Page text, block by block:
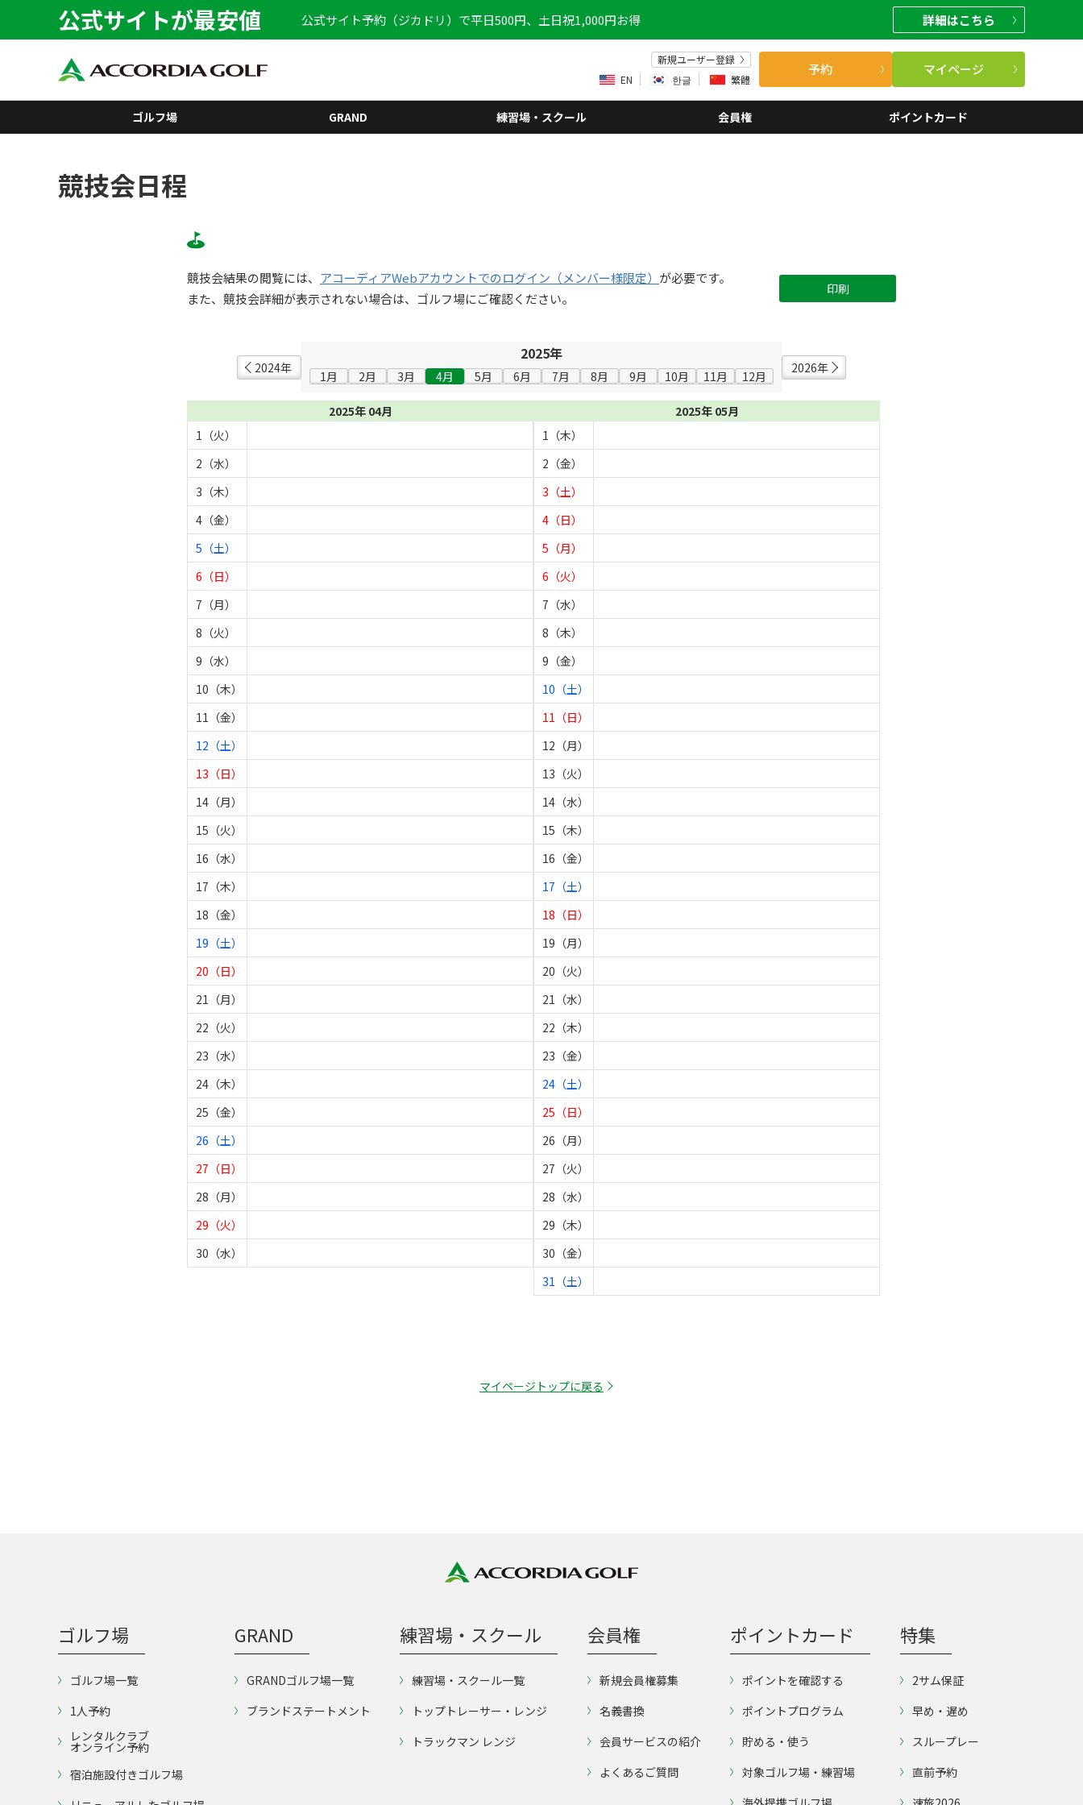
公式サイトが最安値 公式サイト予約（ジカドリ）で平日500円、土日祝1,000円お得 詳細はこちら
新規ユーザー登録
EN
한글 繁體
予約 マイページ
ゴルフ場 GRAND 練習場・スクール 会員権 ポイントカード
競技会日程
競技会結果の閲覧には、 アコーディアWebアカウントでのログイン（メンバー様限定） が必要です。
また、競技会詳細が表示されない場合は、ゴルフ場にご確認ください。
印刷
2024年
2025年
1月 2月 3月 4月 5月 6月 7月 8月 9月 10月 11月 12月
2026年
2025年 04月
1（火）
2（水）
3（木）
4（金）
5（土）
6（日）
7（月）
8（火）
9（水）
10（木）
11（金）
12（土）
13（日）
14（月）
15（火）
16（水）
17（木）
18（金）
19（土）
20（日）
21（月）
22（火）
23（水）
24（木）
25（金）
26（土）
27（日）
28（月）
29（火）
30（水）
2025年 05月
1（木）
2（金）
3（土）
4（日）
5（月）
6（火）
7（水）
8（木）
9（金）
10（土）
11（日）
12（月）
13（火）
14（水）
15（木）
16（金）
17（土）
18（日）
19（月）
20（火）
21（水）
22（木）
23（金）
24（土）
25（日）
26（月）
27（火）
28（水）
29（木）
30（金）
31（土）
マイページトップに戻る
ゴルフ場
ゴルフ場一覧
1人予約
レンタルクラブ
オンライン予約
宿泊施設付きゴルフ場
GRAND
GRANDゴルフ場一覧
ブランドステートメント
練習場・スクール
練習場・スクール一覧
トップトレーサー・レンジ
トラックマン レンジ
会員権
新規会員権募集
名義書換
会員サービスの紹介
よくあるご質問
ポイントカード
ポイントを確認する
ポイントプログラム
貯める・使う
対象ゴルフ場・練習場
特集
2サム保証
早め・遅め
スループレー
直前予約